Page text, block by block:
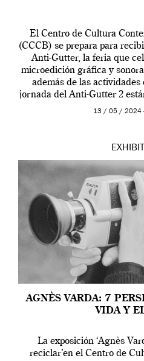
El Centro de Cultura
(CCCB) se prepara para
Anti-Gutter, la feria que
microedición gráfica y
además de las
jornada del Anti-Gutter 2
[…]
13 / 05 /
AGNÈS VARDA: 7
VIDA Y
La exposición ‘Agnès
reciclar’en el Centro de